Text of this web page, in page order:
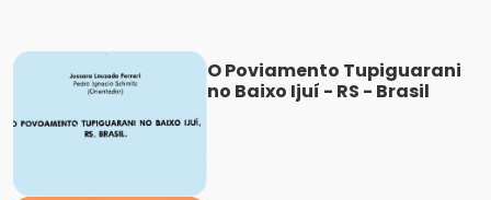
O Poviamento Tupiguarani
no Baixo Ijuí - RS - Brasil